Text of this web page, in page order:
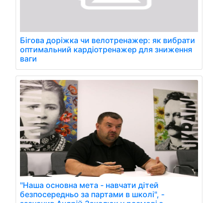
Бігова доріжка чи велотренажер: як вибрати
оптимальний кардіотренажер для зниження
ваги
"Наша основна мета - навчати дітей
безпосередньо за партами в школі", -